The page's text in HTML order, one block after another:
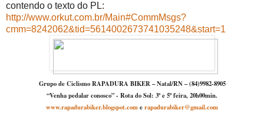
contendo o texto do PL:
http://www.orkut.com.br/Main#CommMsgs?
cmm=8242062&tid=5614002673741035248&start=1
Grupo de Ciclismo RAPADURA BIKER – Natal/RN – (84)9982-8905
“Venha pedalar conosco” - Rota do Sol: 3ª e 5ª feira, 20h00min.
www.rapadurabiker.blogspot.comerapadurabiker@gmail.com